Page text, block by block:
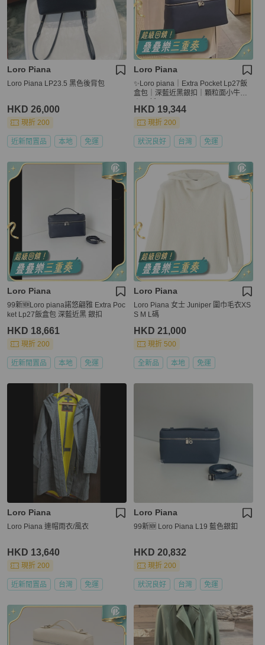
Loro Piana
Loro Piana LP23.5 黑色後背包
HKD 26,000
現折 200
近新閒置品 本地 免運
Loro Piana
✨Loro piana｜Extra Pocket Lp27飯
盒包｜深藍近黑銀扣｜顆粒面小牛皮
HKD 19,344
現折 200
狀況良好 台灣 免運
Loro Piana
99新🆕Loro piana諾悠翩雅 Extra Poc
ket Lp27飯盒包 深藍近黑 銀扣
HKD 18,661
現折 200
近新閒置品 本地 免運
Loro Piana
Loro Piana 女士 Juniper 圍巾毛衣XS
S M L碼
HKD 21,000
現折 500
全新品 本地 免運
Loro Piana
Loro Piana 連帽雨衣/風衣
HKD 13,640
現折 200
近新閒置品 台灣 免運
Loro Piana
99新🆕 Loro Piana L19 藍色銀釦
HKD 20,832
現折 200
狀況良好 台灣 免運